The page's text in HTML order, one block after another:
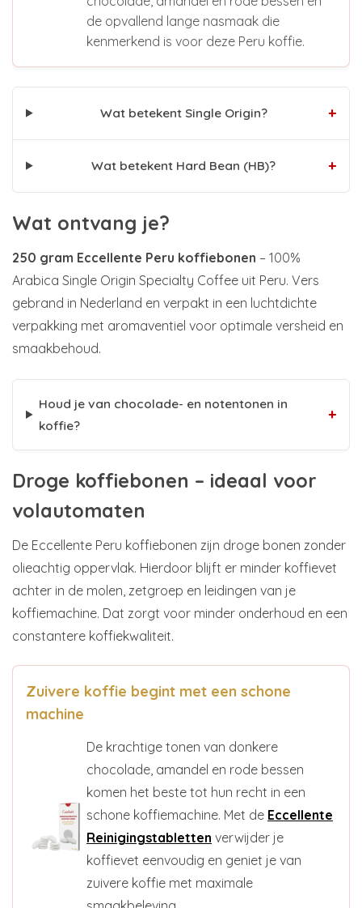
de opvallend lange nasmaak die
kenmerkend is voor deze Peru koffie.
Wat betekent Single Origin? +
Wat betekent Hard Bean (HB)? +
Wat ontvang je?
250 gram Eccellente Peru koffiebonen – 100%
Arabica Single Origin Specialty Coffee uit Peru. Vers
gebrand in Nederland en verpakt in een luchtdichte
verpakking met aromaventiel voor optimale versheid en
smaakbehoud.
Houd je van chocolade- en notentonen in
koffie?
+
Droge koffiebonen – ideaal voor
volautomaten
De Eccellente Peru koffiebonen zijn droge bonen zonder
olieachtig oppervlak. Hierdoor blijft er minder koffievet
achter in de molen, zetgroep en leidingen van je
koffiemachine. Dat zorgt voor minder onderhoud en een
constantere koffiekwaliteit.
Zuivere koffie begint met een schone
machine
De krachtige tonen van donkere
chocolade, amandel en rode bessen
komen het beste tot hun recht in een
schone koffiemachine. Met de Eccellente
Reinigingstabletten verwijder je
koffievet eenvoudig en geniet je van
zuivere koffie met maximale